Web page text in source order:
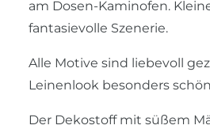
am Dosen-Kaminofen.
fantasievolle Szenerie.
Alle Motive sind liebevoll
Leinenlook besonders
Der Dekostoff mit süßem